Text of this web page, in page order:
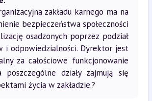
zakładu karnego ma na
bezpieczeństwa społeczności
osadzonych poprzez podział
i odpowiedzialności. Dyrektor jest
za całościowe funkcjonowanie
poszczególne działy zajmują się
życia w zakładzie.?